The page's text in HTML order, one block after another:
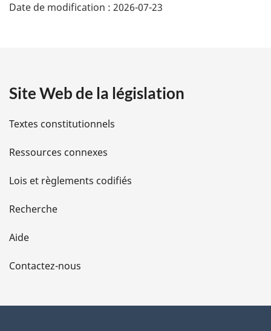
é
i
l
s
d
e
l
a
Date de modification : 2026-07-23
Site Web de la législation
Textes constitutionnels
Ressources connexes
Lois et règlements codifiés
Recherche
Aide
Contactez-nous